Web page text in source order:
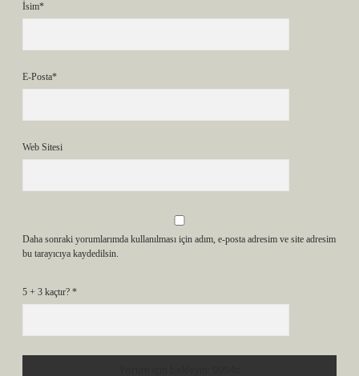
İsim*
E-Posta*
Web Sitesi
Daha sonraki yorumlarımda kullanılması için adım, e-posta adresim ve site adresim
bu tarayıcıya kaydedilsin.
5 + 3 kaçtır? *